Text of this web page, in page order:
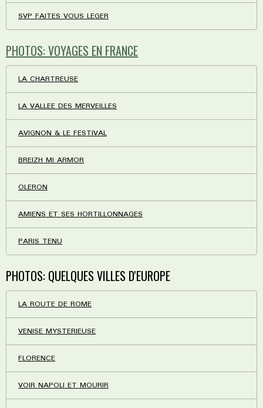
SVP FAITES VOUS LEGER
PHOTOS: VOYAGES EN FRANCE
LA CHARTREUSE
LA VALLEE DES MERVEILLES
AVIGNON & LE FESTIVAL
BREIZH MI ARMOR
OLERON
AMIENS ET SES HORTILLONNAGES
PARIS TENU
PHOTOS: QUELQUES VILLES D'EUROPE
LA ROUTE DE ROME
VENISE MYSTERIEUSE
FLORENCE
VOIR NAPOLI ET MOURIR